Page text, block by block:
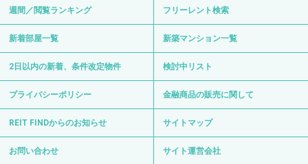
週間／閲覧ランキング フリーレント検索
新着部屋一覧 新築マンション一覧
2日以内の新着、条件改定物件 検討中リスト
プライバシーポリシー 金融商品の販売に関して
REIT FINDからのお知らせ サイトマップ
お問い合わせ サイト運営会社